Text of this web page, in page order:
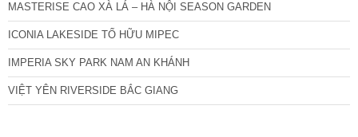
MASTERISE CAO XÀ LÁ – HÀ NỘI SEASON GARDEN
ICONIA LAKESIDE TỐ HỮU MIPEC
IMPERIA SKY PARK NAM AN KHÁNH
VIỆT YÊN RIVERSIDE BẮC GIANG